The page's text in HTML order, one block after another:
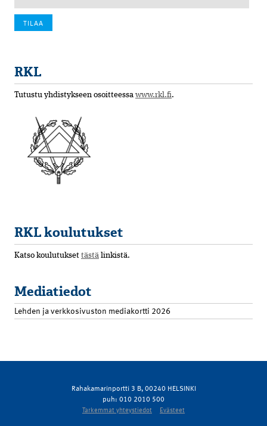
RKL
Tutustu yhdistykseen osoitteessa www.rkl.fi.
RKL koulutukset
Katso koulutukset tästä linkistä.
Mediatiedot
Lehden ja verkkosivuston mediakortti 2026
Rahakamarinportti 3 B, 00240 HELSINKI
puh: 010 2010 500
Tarkemmat yhteystiedot Evästeet